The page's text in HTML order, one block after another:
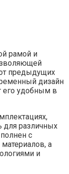
рамой и
предыдущих
дизайн
его удобным в
для различных
с
а
и